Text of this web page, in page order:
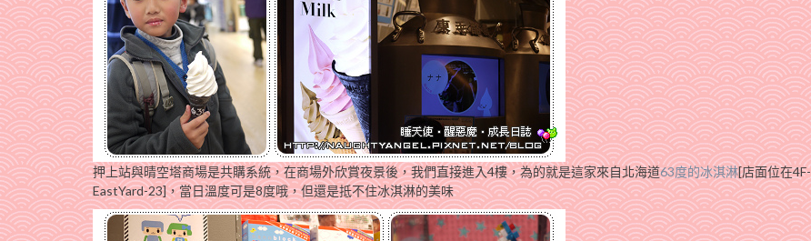
押上站與晴空塔商場是共購系統，在商場外欣賞夜景後，我們直接進入4樓，為的就是這家來自北海道63度的冰淇淋[店面位在4F-
EastYard-23]，當日溫度可是8度哦，但還是抵不住冰淇淋的美味